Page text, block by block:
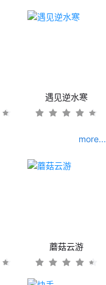
遇见逆水寒
more...
蘑菇云游